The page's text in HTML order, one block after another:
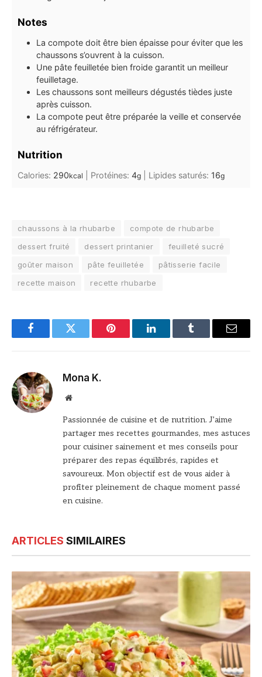
Notes
La compote doit être bien épaisse pour éviter que les
chaussons s’ouvrent à la cuisson.
Une pâte feuilletée bien froide garantit un meilleur
feuilletage.
Les chaussons sont meilleurs dégustés tièdes juste
après cuisson.
La compote peut être préparée la veille et conservée
au réfrigérateur.
Nutrition
Calories: 290kcal Protéines: 4g Lipides saturés: 16g
chaussons à la rhubarbe
compote de rhubarbe
dessert fruité
dessert printanier
feuilleté sucré
goûter maison
pâte feuilletée
pâtisserie facile
recette maison
recette rhubarbe
FacebookTwitter Pinterest LinkedInTumblr Email
Mona K.
Site
Passionnée de cuisine et de nutrition. J’aime
partager mes recettes gourmandes, mes astuces
pour cuisiner sainement et mes conseils pour
préparer des repas équilibrés, rapides et
savoureux. Mon objectif est de vous aider à
profiter pleinement de chaque moment passé
en cuisine.
ARTICLES SIMILAIRES